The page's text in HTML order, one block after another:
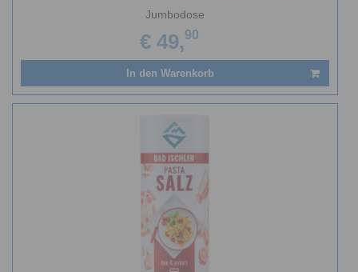
Jumbodose
€ 49,90
In den Warenkorb